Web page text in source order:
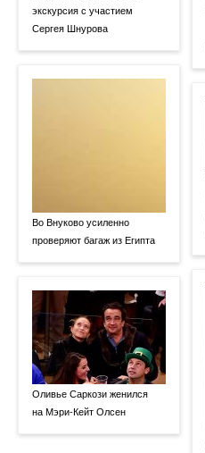
экскурсия с участием
Сергея Шнурова
Во Внуково усиленно
проверяют багаж из Египта
Оливье Саркози женился
на Мэри-Кейт Олсен